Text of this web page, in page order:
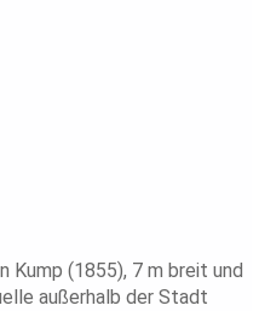
Kump (1855), 7 m breit und
außerhalb der Stadt